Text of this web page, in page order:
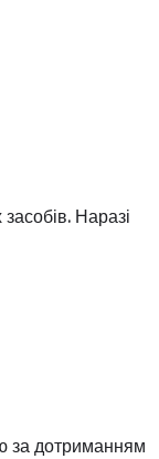
Наразі
за дотриманням